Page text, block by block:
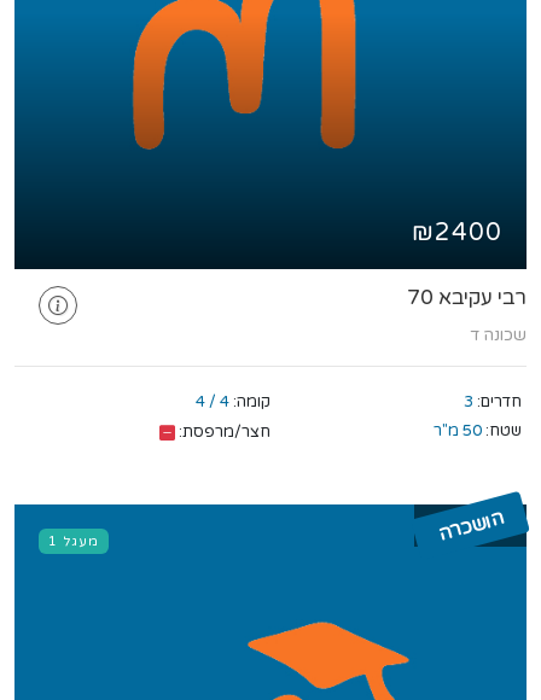
₪2400
רבי עקיבא 70
שכונה ד
חדרים: 3 קומה: 4 / 4
שטח: 50 מ"ר חצר/מרפסת:
מעגל 1 הושכרה